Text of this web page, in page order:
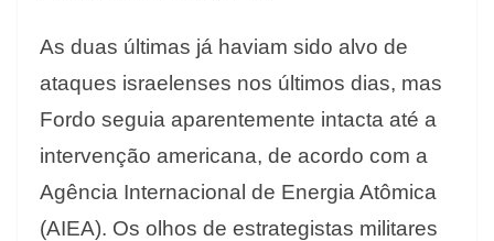
As duas últimas já haviam sido alvo de
ataques israelenses nos últimos dias, mas
Fordo seguia aparentemente intacta até a
intervenção americana, de acordo com a
Agência Internacional de Energia Atômica
(AIEA). Os olhos de estrategistas militares